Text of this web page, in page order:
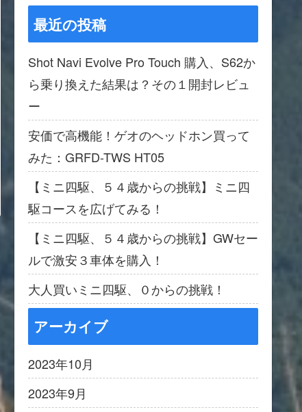
最近の投稿
Shot Navi Evolve Pro Touch 購入、S62か
ら乗り換えた結果は？その１開封レビュ
ー
安価で高機能！ゲオのヘッドホン買って
みた：GRFD-TWS HT05
【ミニ四駆、５４歳からの挑戦】ミニ四
駆コースを広げてみる！
【ミニ四駆、５４歳からの挑戦】GWセー
ルで激安３車体を購入！
大人買いミニ四駆、０からの挑戦！
アーカイブ
2023年10月
2023年9月